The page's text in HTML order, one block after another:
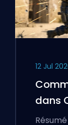
12 Jul
dans